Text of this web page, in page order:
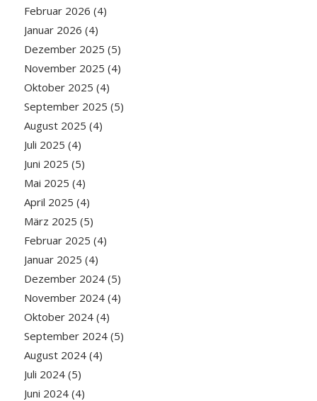
Februar 2026 (4)
Januar 2026 (4)
Dezember 2025 (5)
November 2025 (4)
Oktober 2025 (4)
September 2025 (5)
August 2025 (4)
Juli 2025 (4)
Juni 2025 (5)
Mai 2025 (4)
April 2025 (4)
März 2025 (5)
Februar 2025 (4)
Januar 2025 (4)
Dezember 2024(5)
November 2024(4)
Oktober 2024(4)
September 2024(5)
August 2024(4)
Juli 2024(5)
Juni 2024(4)